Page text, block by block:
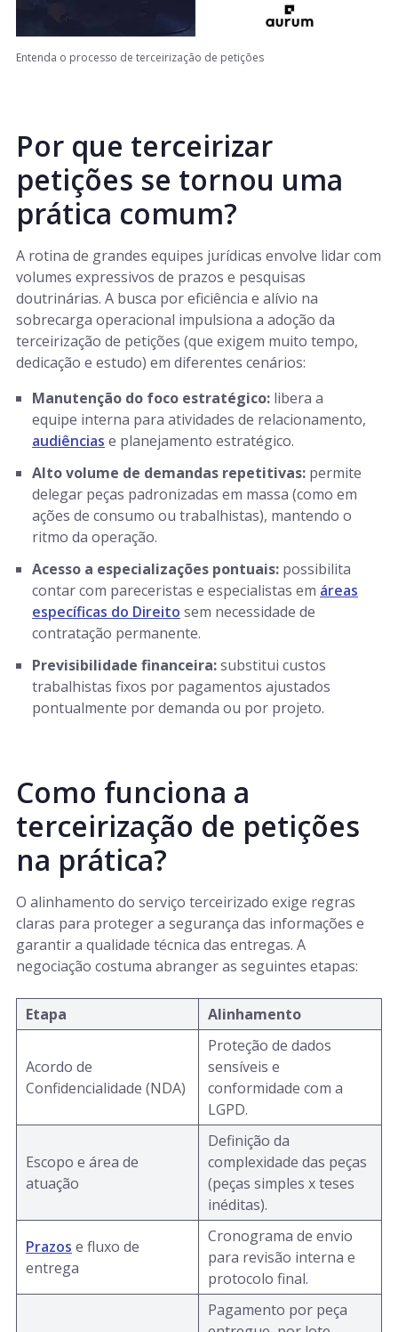
Entenda o processo de terceirização de petições
Por que terceirizar
petições se tornou uma
prática comum?
A rotina de grandes equipes jurídicas envolve lidar com
volumes expressivos de prazos e pesquisas
doutrinárias. A busca por eficiência e alívio na
sobrecarga operacional impulsiona a adoção da
terceirização de petições (que exigem muito tempo,
dedicação e estudo) em diferentes cenários:
Manutenção do foco estratégico: libera a
equipe interna para atividades de relacionamento,
audiências e planejamento estratégico.
Alto volume de demandas repetitivas: permite
delegar peças padronizadas em massa (como em
ações de consumo ou trabalhistas), mantendo o
ritmo da operação.
Acesso a especializações pontuais: possibilita
contar com pareceristas e especialistas em áreas
específicas do Direito sem necessidade de
contratação permanente.
Previsibilidade financeira:substitui custos
trabalhistas fixos por pagamentos ajustados
pontualmente por demanda ou por projeto.
Como funciona a
terceirização de petições
na prática?
O alinhamento do serviço terceirizado exige regras
claras para proteger a segurança das informações e
garantir a qualidade técnica das entregas. A
negociação costuma abranger as seguintes etapas:
Etapa Alinhamento
Acordo de
Confidencialidade (NDA)
Proteção de dados
sensíveis e
conformidade com a
LGPD.
Escopo e área de
atuação
Definição da
complexidade das peças
(peças simples x teses
inéditas).
Prazos e fluxo de
entrega
Cronograma de envio
para revisão interna e
protocolo final.
Pagamento por peça